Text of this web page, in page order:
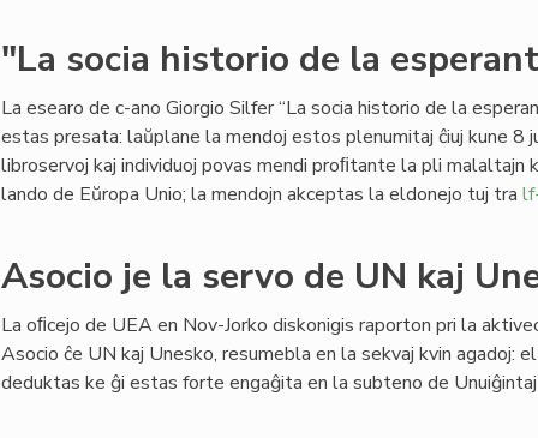
"La socia historio de la
La esearo de c-ano Giorgio Silfer “La socia historio de la
estas presata: laŭplane la mendoj estos plenumitaj ĉiuj kune 8
libroservoj kaj individuoj povas mendi proﬁtante la pli
lando de Eŭropa Unio; la mendojn akceptas la eldonejo tuj tra
Asocio je la servo de UN kaj
La oﬁcejo de UEA en Nov-Jorko diskonigis raporton pri la
Asocio ĉe UN kaj Unesko, resumebla en la sekvaj kvin agadoj:
deduktas ke ĝi estas forte engaĝita en la subteno de Unuiĝintaj